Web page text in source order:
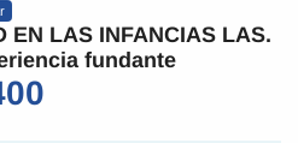
EN LAS INFANCIAS LAS.
fundante